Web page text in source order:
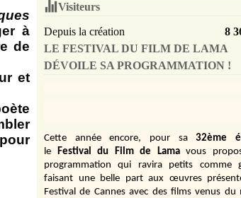
à
de
et
Visiteurs
Depuis la création
8
LE FESTIVAL DU FILM DE LAMA
DÉVOILE SA PROGRAMMATION !
Cette année encore, pour sa 32ème
le Festival du Film de Lama vous
programmation qui ravira petits comme
faisant une belle part aux œuvres
Festival de Cannes avec des films venus du